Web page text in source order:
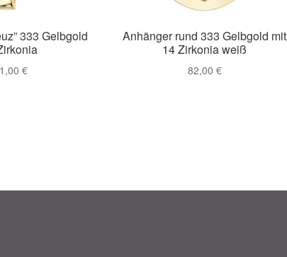
333 Gelbgold
€
Anhänger rund 333 Gelbgold mit
14 Zirkonia weiß
82,00 €